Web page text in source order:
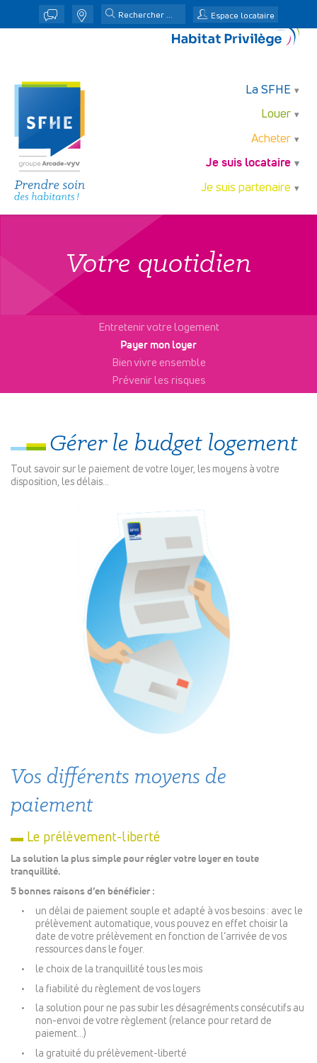
j n Espace locataire
La SFHE
Louer
Acheter
Je suis locataire
Je suis partenaire
Votre quotidien
Entretenir votre logement
Payer mon loyer
Bien vivre ensemble
Prévenir les risques
Gérer le budget logement
Tout savoir sur le paiement de votre loyer, les moyens à votre
disposition, les délais…
Vos différents moyens de
paiement
▬ Le prélèvement-liberté
La solution la plus simple pour régler votre loyer en toute
tranquillité.
5 bonnes raisons d’en bénéficier :
un délai de paiement souple et adapté à vos besoins : avec le
prélèvement automatique, vous pouvez en effet choisir la
date de votre prélèvement en fonction de l’arrivée de vos
ressources dans le foyer.
le choix de la tranquillité tous les mois
la fiabilité du règlement de vos loyers
la solution pour ne pas subir les désagréments consécutifs au
non-envoi de votre règlement (relance pour retard de
paiement…)
la gratuité du prélèvement-liberté